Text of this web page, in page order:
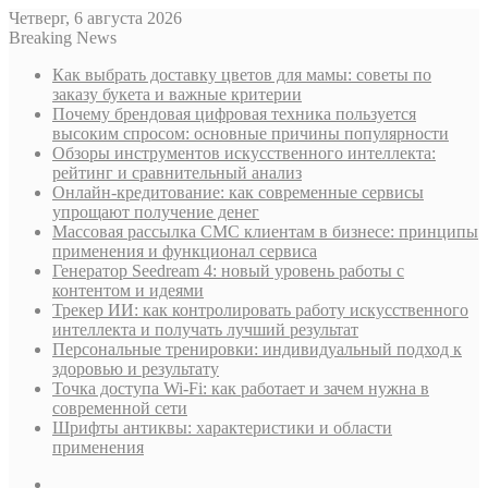
Четверг, 6 августа 2026
Breaking News
Как выбрать доставку цветов для мамы: советы по
заказу букета и важные критерии
Почему брендовая цифровая техника пользуется
высоким спросом: основные причины популярности
Обзоры инструментов искусственного интеллекта:
рейтинг и сравнительный анализ
Онлайн-кредитование: как современные сервисы
упрощают получение денег
Массовая рассылка СМС клиентам в бизнесе: принципы
применения и функционал сервиса
Генератор Seedream 4: новый уровень работы с
контентом и идеями
Трекер ИИ: как контролировать работу искусственного
интеллекта и получать лучший результат
Персональные тренировки: индивидуальный подход к
здоровью и результату
Точка доступа Wi-Fi: как работает и зачем нужна в
современной сети
Шрифты антиквы: характеристики и области
применения